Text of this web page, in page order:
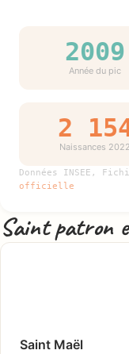
2009
Année du pic
2
Naissances 2022
Données INSEE,
officielle
Saint patron
Saint Maël